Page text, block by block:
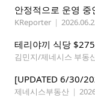
KReporter |
테리야끼 식당
김민지/제네시스 부동
제네시스부동산 |